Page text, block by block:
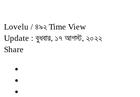
Lovelu / ৪৯২ Time View
Update : বুধবার, ১৭ আগস্ট, ২০২২
Share